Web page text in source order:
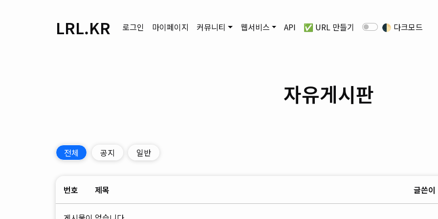
LRL.KR 로그인 마이페이지 커뮤니티 웹서비스 API ✅ URL 만들기 🌓 다크모드
자유게시판
전체 공지 일반
번호 제목 글쓴이